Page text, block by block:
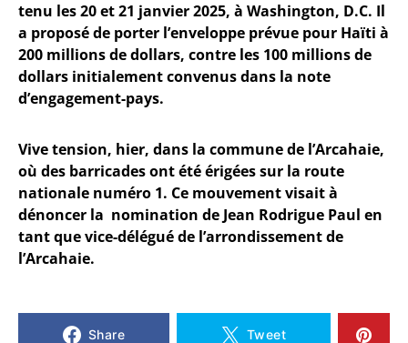
tenu les 20 et 21 janvier 2025, à Washington, D.C. Il
a proposé de porter l’enveloppe prévue pour Haïti à
200 millions de dollars, contre les 100 millions de
dollars initialement convenus dans la note
d’engagement-pays.
Vive tension, hier, dans la commune de l’Arcahaie,
où des barricades ont été érigées sur la route
nationale numéro 1. Ce mouvement visait à
dénoncer la nomination de Jean Rodrigue Paul en
tant que vice-délégué de l’arrondissement de
l’Arcahaie.
Share Tweet